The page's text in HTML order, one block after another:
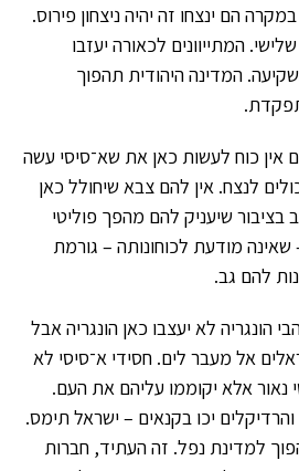
הם ינצחו זה יהיה ניצחון פירוס.
המתייוונים לכאורה יעזבו
המדינה היהודית תהפוך
אין כוח לעשות כאן את שא־סיסי עשה
לנצח. אין להם צבא שיחולל כאן
בציבור שיעניק להם מהפך פוליטי
שאינה מודעת לכוחונותה – גורמת
להם גב.
הונגריה לא יעצבו כאן הונגריה אבל
אל מעבר לים. חסידי א־סיסי לא
נאור אלא יקוממו עליהם את העם.
יכו בקנאים – ישראל תימס.
למדינת נפל. זה העתיד, חברות